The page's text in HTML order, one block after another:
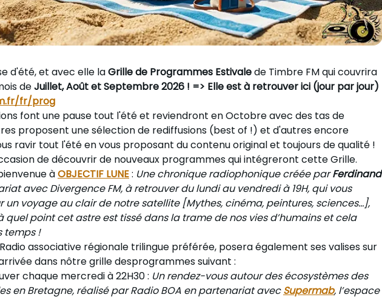
d'été, et avec elle laGrille de Programmes Estivalede Timbre FM qui couvrira
deJuillet, Août et Septembre 2026 ! => Elle est à retrouver ici (jour par jour)
fr/prog
font une pause tout l'été et reviendront en Octobre avec des tas de
proposent une sélection de rediffusions (best of !) et d'autres encore
ravir tout l'été en vous proposant du contenu original et toujours de qualité !
de découvrir de nouveaux programmes qui intégreront cette Grille.
àOBJECTIF LUNE: Une chronique radiophonique créée parFerdinand
avec Divergence FM, à retrouver du lundi au vendredi à 19H, qui vous
voyage au clair de notre satellite [Mythes, cinéma, peintures, sciences...],
quel point cet astre est tissé dans la trame de nos vies d’humains et cela
temps !
associative régionale trilingue préférée, posera également ses valises sur
dans nôtre grille desprogrammes suivant :
chaque mercredi à 22H30 : Un rendez-vous autour des écosystèmes des
en Bretagne, réalisé par Radio BOA en partenariat avecSupermab, l’espace